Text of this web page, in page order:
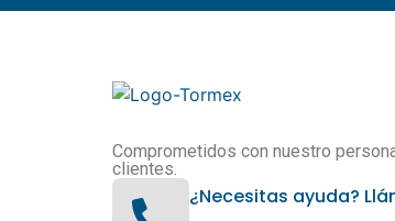
Comprometidos con nuestro
clientes.
¿Necesitas ayuda?